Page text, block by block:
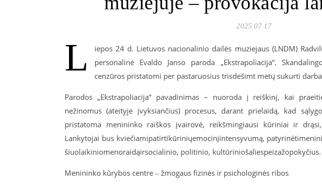
2025 07 17
L
iepos 24 d. Lietuvos nacionalinio dailės muziejaus (LNDM)
personalinė Evaldo Janso paroda „Ekstrapoliacija“.
cenzūros pristatomi per pastaruosius trisdešimt metų sukurti
Parodos „Ekstrapoliacija“ pavadinimas – nuoroda į reiškinį, kai
nežinomus (ateityje įvyksiančius) procesus, darant prielaidą, kad
pristatoma menininko raiškos įvairovė, reikšmingiausi kūriniai ir drąsi,
Lankytojai bus kviečiamipatirtikūriniųemocinįintensyvumą, patyrinėti
šiuolaikiniomenoraidąirsocialinio, politinio, kultūriniošaliespeizažopokyčius.
Menininko kūrybos centre ‒ žmogaus fizinės ir psichologinės ribos